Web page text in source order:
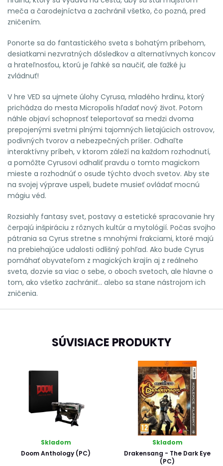
meča a čarodejníctva a zachránil všetko, čo pozná, pred
zničením.
Ponorte sa do fantastického sveta s bohatým príbehom,
desiatkami nezvratných dôsledkov a alternatívnych koncov
a hrateľnosťou, ktorú je ľahké sa naučiť, ale ťažké ju
zvládnuť!
V hre VED sa ujmete úlohy Cyrusa, mladého hrdinu, ktorý
prichádza do mesta Micropolis hľadať nový život. Potom
náhle objaví schopnosť teleportovať sa medzi dvoma
prepojenými svetmi plnými tajomných lietajúcich ostrovov,
podivných tvorov a nebezpečných príšer. Odhaľte
interaktívny príbeh, v ktorom záleží na každom rozhodnutí,
a pomôžte Cyrusovi odhaliť pravdu o tomto magickom
mieste a rozhodnúť o osude týchto dvoch svetov. Aby ste
na svojej výprave uspeli, budete musieť ovládať mocnú
mágiu véd.
Rozsiahly fantasy svet, postavy a estetické spracovanie hry
čerpajú inšpiráciu z rôznych kultúr a mytológií. Počas svojho
pátrania sa Cyrus stretne s mnohými frakciami, ktoré majú
na prebiehajúce udalosti odlišný pohľad. Ako bude Cyrus
pomáhať obyvateľom z magických krajín aj z reálneho
sveta, dozvie sa viac o sebe, o oboch svetoch, ale hlavne o
tom, ako všetko zachrániť... alebo sa stane nástrojom ich
zničenia.
SÚVISIACE PRODUKTY
Skladom
Doom Anthology (PC)
Skladom
Drakensang - The Dark Eye
(PC)